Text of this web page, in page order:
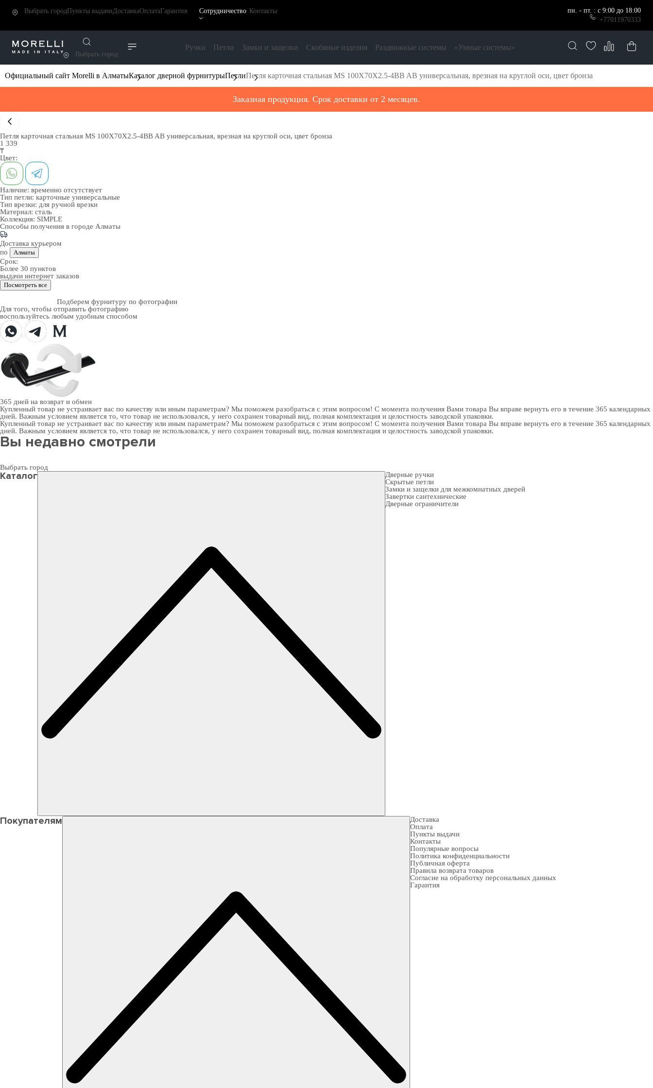
Выбрать городПункты выдачиДоставкаОплатаГарантия Сотрудничество Контакты
пн. - пт. : с 9:00 до 18:00
+77011970333
Выбрать город
Ручки Петли Замки и защелки Скобяные изделия Раздвижные системы «Умные системы»
Официальный сайт Morelli в АлматыКаталог дверной фурнитурыПетлиПетля карточная стальная MS 100X70X2.5-4BB AB универсальная, врезная на круглой оси, цвет бронза
Заказная продукция. Срок доставки от 2 месяцев.
Петля карточная стальная MS 100X70X2.5-4BB AB универсальная, врезная на круглой оси, цвет бронза
1 339
₸
Цвет:
Наличие: временно отсутствует
Тип петли: карточные универсальные
Тип врезки: для ручной врезки
Материал: сталь
Коллекция: SIMPLE
Способы получения в городе Алматы
Доставка курьером
по
Алматы
Срок:
Более 30 пунктов
выдачи интернет заказов
Посмотреть все
Подберем фурнитуру по фотографии
Для того, чтобы отправить фотографию
воспользуйтесь любым удобным способом
365 дней на возврат и обмен
Купленный товар не устраивает вас по качеству или иным параметрам? Мы поможем разобраться с этим вопросом! С момента получения Вами товара Вы вправе вернуть его в течение 365 календарных
дней. Важным условием является то, что товар не использовался, у него сохранен товарный вид, полная комплектация и целостность заводской упаковки.
Купленный товар не устраивает вас по качеству или иным параметрам? Мы поможем разобраться с этим вопросом! С момента получения Вами товара Вы вправе вернуть его в течение 365 календарных
дней. Важным условием является то, что товар не использовался, у него сохранен товарный вид, полная комплектация и целостность заводской упаковки.
Вы недавно смотрели
Выбрать город
Каталог
Дверные ручки
Скрытые петли
Замки и защелки для межкомнатных дверей
Завертки сантехнические
Дверные ограничители
Покупателям
Доставка
Оплата
Пункты выдачи
Контакты
Популярные вопросы
Политика конфиденциальности
Публичная оферта
Правила возврата товаров
Согласие на обработку персональных данных
Гарантия